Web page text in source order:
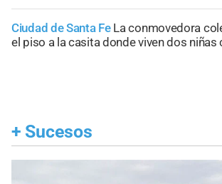
Ciudad de Santa Fe La conmovedora
el piso a la casita donde viven dos
+ Sucesos